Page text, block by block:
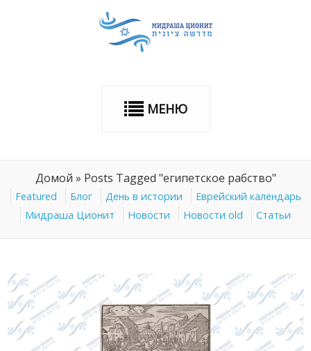
МЕНЮ
Домой » Posts Tagged "египетское рабство"
Featured Блог День в истории
Еврейский календарь
Мидраша Ционит
Новости Новости old Статьи